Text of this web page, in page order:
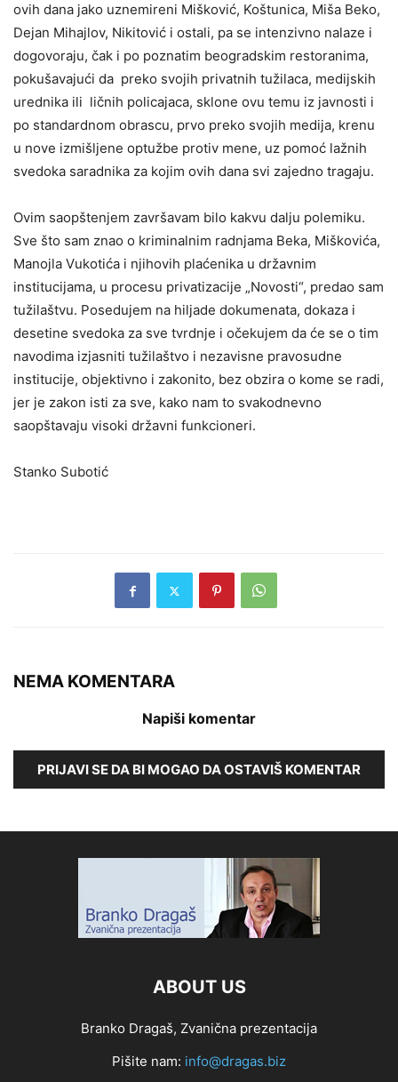
ovih dana jako uznemireni Mišković, Koštunica, Miša Beko,
Dejan Mihajlov, Nikitović i ostali, pa se intenzivno nalaze i
dogovoraju, čak i po poznatim beogradskim restoranima,
pokušavajući da preko svojih privatnih tužilaca, medijskih
urednika ili ličnih policajaca, sklone ovu temu iz javnosti i
po standardnom obrascu, prvo preko svojih medija, krenu
u nove izmišljene optužbe protiv mene, uz pomoć lažnih
svedoka saradnika za kojim ovih dana svi zajedno tragaju.
Ovim saopštenjem završavam bilo kakvu dalju polemiku.
Sve što sam znao o kriminalnim radnjama Beka, Miškovića,
Manojla Vukotića i njihovih plaćenika u državnim
institucijama, u procesu privatizacije „Novosti“, predao sam
tužilaštvu. Posedujem na hiljade dokumenata, dokaza i
desetine svedoka za sve tvrdnje i očekujem da će se o tim
navodima izjasniti tužilaštvo i nezavisne pravosudne
institucije, objektivno i zakonito, bez obzira o kome se radi,
jer je zakon isti za sve, kako nam to svakodnevno
saopštavaju visoki državni funkcioneri.
Stanko Subotić
NEMA KOMENTARA
Napiši komentar
PRIJAVI SE DA BI MOGAO DA OSTAVIŠ KOMENTAR
ABOUT US
Branko Dragaš, Zvanična prezentacija
Pišite nam: info@dragas.biz